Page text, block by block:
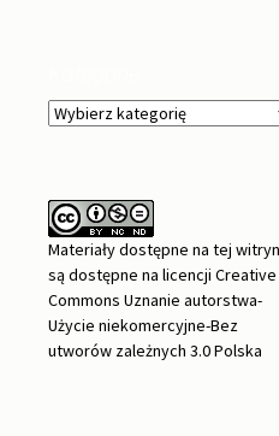
Kategorie
Materiały dostępne na tej
są dostępne na licencji Creative
Commons Uznanie autorstwa-
Użycie niekomercyjne-Bez
utworów zależnych 3.0 Polska